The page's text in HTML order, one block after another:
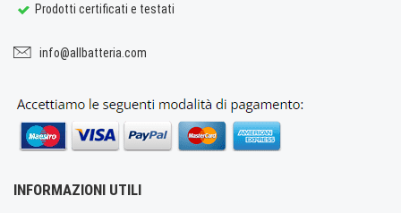
Prodotti certificati e testati
info@allbatteria.com
INFORMAZIONI UTILI